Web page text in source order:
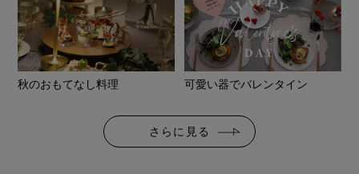
秋のおもてなし料理 可愛い器でバレンタイン
さらに見る